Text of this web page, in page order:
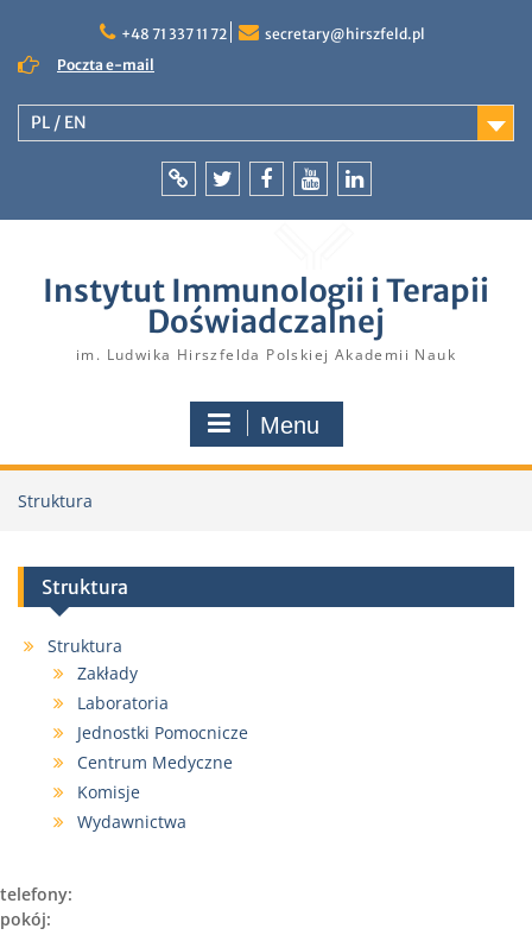
content
+48 71 337 11 72
secretary@hirszfeld.pl
Poczta e-mail
PL / EN
Instytut Immunologii i Terapii
Doświadczalnej
im. Ludwika Hirszfelda Polskiej Akademii Nauk
Menu
Struktura
Struktura
Struktura
Zakłady
Laboratoria
Jednostki Pomocnicze
Centrum Medyczne
Komisje
Wydawnictwa
telefony:
pokój: